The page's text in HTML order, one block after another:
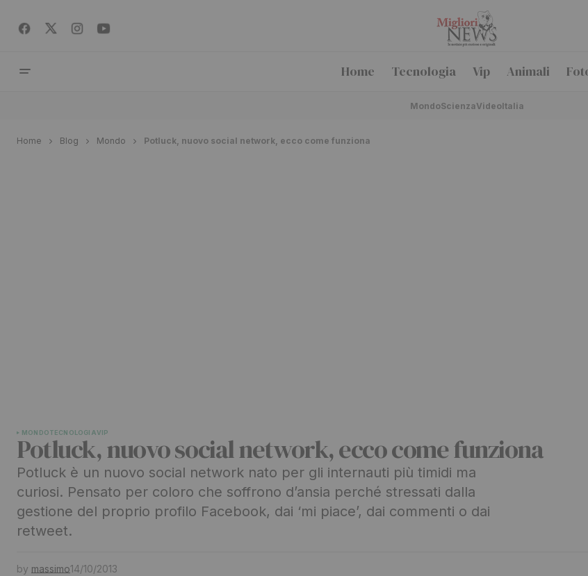
Home Tecnologia Vip Animali
MondoScienzaVideoItalia
Home Blog Mondo Potluck, nuovo social network, ecco come funziona
MONDOTECNOLOGIAVIP
Potluck, nuovo social network, ecco come funziona
Potluck è un nuovo social network nato per gli internauti più timidi ma
curiosi. Pensato per coloro che soffrono d’ansia perché stressati dalla
gestione del proprio profilo Facebook, dai ‘mi piace’, dai commenti o dai
retweet.
by massimo14/10/2013